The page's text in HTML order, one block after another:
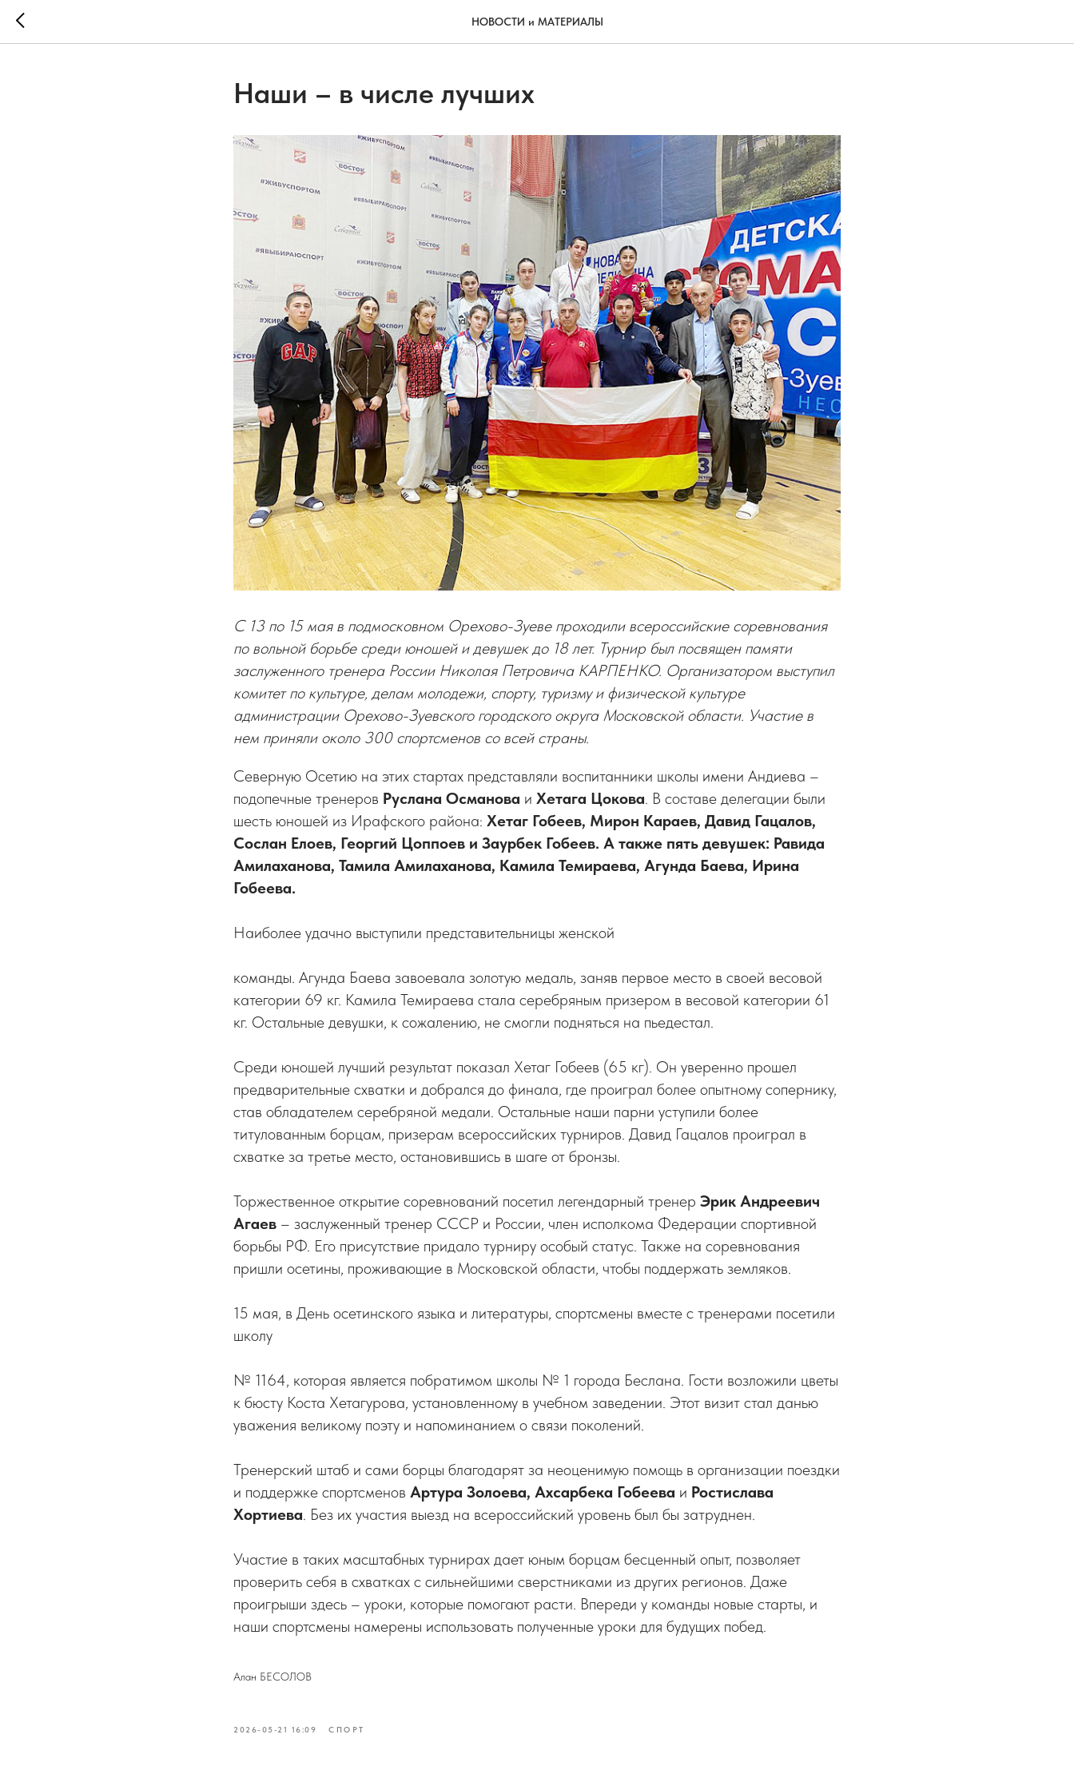
НОВОСТИ и МАТЕРИАЛЫ
Наши – в числе лучших
С 13 по 15 мая в подмосковном Орехово-Зуеве проходили всероссийские соревнования
по вольной борьбе среди юношей и девушек до 18 лет. Турнир был посвящен памяти
заслуженного тренера России Николая Петровича КАРПЕНКО. Организатором выступил
комитет по культуре, делам молодежи, спорту, туризму и физической культуре
администрации Орехово-Зуевского городского округа Московской области. Участие в
нем приняли около 300 спортсменов со всей страны.
Северную Осетию на этих стартах представляли воспитанники школы имени Андиева –
подопечные тренеров Руслана Османова и Хетага Цокова. В составе делегации были
шесть юношей из Ирафского района: Хетаг Гобеев, Мирон Караев, Давид Гацалов,
Сослан Елоев, Георгий Цоппоев и Заурбек Гобеев. А также пять девушек: Равида
Амилаханова, Тамила Амилаханова, Камила Темираева, Агунда Баева, Ирина
Гобеева.
Наиболее удачно выступили представительницы женской
команды. Агунда Баева завоевала золотую медаль, заняв первое место в своей весовой
категории 69 кг. Камила Темираева стала серебряным призером в весовой категории 61
кг. Остальные девушки, к сожалению, не смогли подняться на пьедестал.
Среди юношей лучший результат показал Хетаг Гобеев (65 кг). Он уверенно прошел
предварительные схватки и добрался до финала, где проиграл более опытному сопернику,
став обладателем серебряной медали. Остальные наши парни уступили более
титулованным борцам, призерам всероссийских турниров. Давид Гацалов проиграл в
схватке за третье место, остановившись в шаге от бронзы.
Торжественное открытие соревнований посетил легендарный тренер Эрик Андреевич
Агаев – заслуженный тренер СССР и России, член исполкома Федерации спортивной
борьбы РФ. Его присутствие придало турниру особый статус. Также на соревнования
пришли осетины, проживающие в Московской области, чтобы поддержать земляков.
15 мая, в День осетинского языка и литературы, спортсмены вместе с тренерами посетили
школу
№ 1164, которая является побратимом школы № 1 города Беслана. Гости возложили цветы
к бюсту Коста Хетагурова, установленному в учебном заведении. Этот визит стал данью
уважения великому поэту и напоминанием о связи поколений.
Тренерский штаб и сами борцы благодарят за неоценимую помощь в организации поездки
и поддержке спортсменов Артура Золоева, Ахсарбека Гобеева и Ростислава
Хортиева. Без их участия выезд на всероссийский уровень был бы затруднен.
Участие в таких масштабных турнирах дает юным борцам бесценный опыт, позволяет
проверить себя в схватках с сильнейшими сверстниками из других регионов. Даже
проигрыши здесь – уроки, которые помогают расти. Впереди у команды новые старты, и
наши спортсмены намерены использовать полученные уроки для будущих побед.
Алан БЕСОЛОВ
2026-05-21 16:09 СПОРТ